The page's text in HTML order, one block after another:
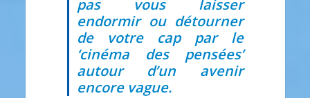
pas vous laisser
endormir ou détourner
de votre cap par le
‘cinéma des pensées’
autour d’un avenir
encore vague.